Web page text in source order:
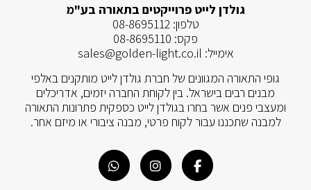
גולדן לייט פרוייקטים בתאורה בע"מ
טלפון:08-8695112
פקס: 08-8695110
אימייל: sales@golden-light.co.il
גופי התאורה המגוונים של חברת גולדן לייט מותקנים באלפי
מבנים רבים בישראל. בין לקוחת החברה יזמים, אדריכלים
ומעצבי פנים אשר בחרו בגולדן לייט כספקית פתרונות התאורה
למבנה שתכננו עבור לקוח פרטי, מבנה ציבורי או מיזם אחר.